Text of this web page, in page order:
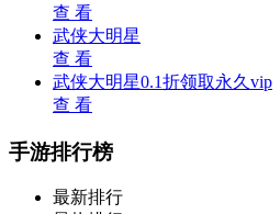
查 看
武侠大明星
查 看
武侠大明星0.1折领取永久vip
查 看
手游排行榜
最新排行